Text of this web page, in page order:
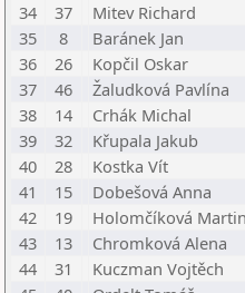
34
37 Mitev Richard
35
8 Baránek Jan
36
26 Kopčil Oskar
37
46 Žaludková Pavlína
38
14 Crhák Michal
39
32 Křupala Jakub
40
28 Kostka Vít
41
15 Dobešová Anna
42
19 Holomčíková
43
13 Chromková Alena
44
31 Kuczman Vojtěch